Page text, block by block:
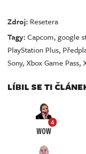
Zdroj: Resetera
Tagy:Capcom,google
PlayStation Plus,
Sony,Xbox Game Pass,
LÍBIL SE TI
4
WOW